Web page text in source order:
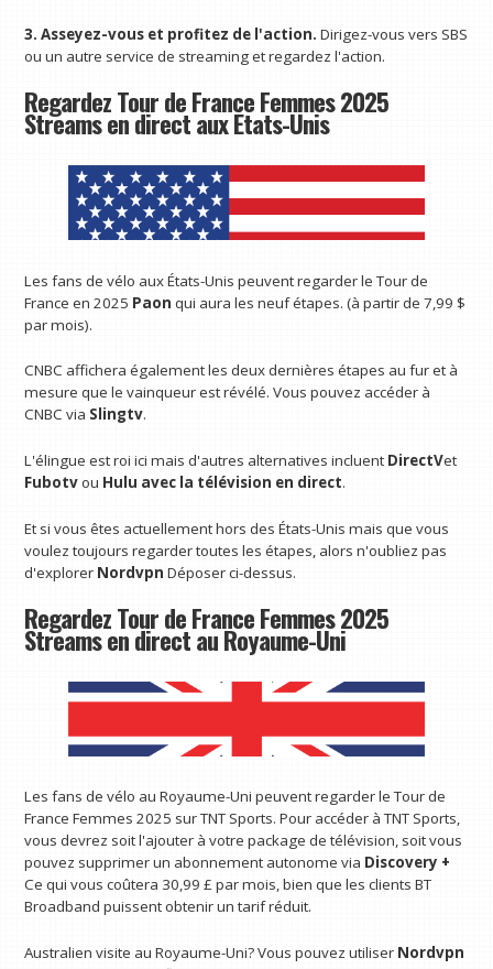
3. Asseyez-vous et profitez de l'action.Dirigez-vous vers SBS
ou un autre service de streaming et regardez l'action.
Regardez Tour de France Femmes 2025
Streams en direct aux États-Unis
Les fans de vélo aux États-Unis peuvent regarder le Tour de
France en 2025 Paon qui aura les neuf étapes. (à partir de 7,99 $
par mois).
CNBC affichera également les deux dernières étapes au fur et à
mesure que le vainqueur est révélé. Vous pouvez accéder à
CNBC via Slingtv.
L'élingue est roi ici mais d'autres alternatives incluent DirectVet
Fubotvou Hulu avec la télévision en direct.
Et si vous êtes actuellement hors des États-Unis mais que vous
voulez toujours regarder toutes les étapes, alors n'oubliez pas
d'explorer Nordvpn Déposer ci-dessus.
Regardez Tour de France Femmes 2025
Streams en direct au Royaume-Uni
Les fans de vélo au Royaume-Uni peuvent regarder le Tour de
France Femmes 2025 sur TNT Sports. Pour accéder à TNT Sports,
vous devrez soit l'ajouter à votre package de télévision, soit vous
pouvez supprimer un abonnement autonome via Discovery +
Ce qui vous coûtera 30,99 £ par mois, bien que les clients BT
Broadband puissent obtenir un tarif réduit.
Australien visite au Royaume-Uni? Vous pouvez utiliser Nordvpn